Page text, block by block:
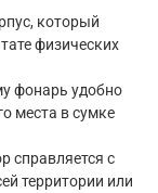
который
физических
фонарь удобно
места в сумке
справляется с
территории или